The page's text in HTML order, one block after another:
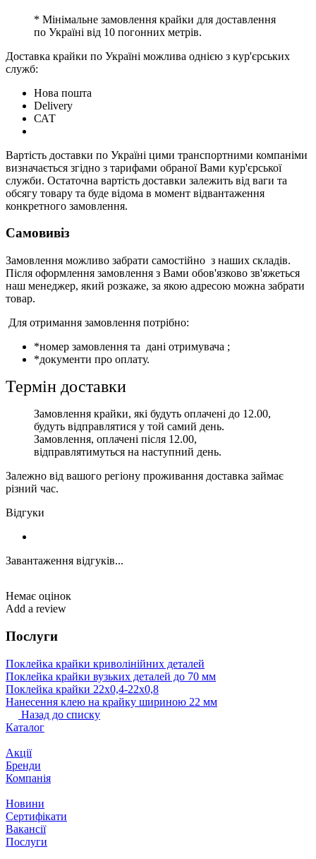
* Мінімальне замовлення крайки для доставлення
по Україні від 10 погонних метрів.
Доставка крайки по Україні можлива однією з кур'єрських
служб:
Нова пошта
Delivery
САТ
Вартість доставки по Україні цими транспортними компаніми
визначається згідно з тарифами обраної Вами кур'єрської
служби. Остаточна вартість доставки залежить від ваги та
обсягу товару та буде відома в момент відвантаження
конкретного замовлення.
Самовивіз
Замовлення можливо забрати самостійно з наших складів.
Після оформлення замовлення з Вами обов'язково зв'яжеться
наш менеджер, який розкаже, за якою адресою можна забрати
товар.
Для отримання замовлення потрібно:
*номер замовлення та дані отримувача ;
*документи про оплату.
Термін доставки
Замовлення крайки, які будуть оплачені до 12.00,
будуть відправлятися у той самий день.
Замовлення, оплачені після 12.00,
відправлятимуться на наступний день.
Залежно від вашого регіону проживання доставка займає
різний час.
Відгуки
Завантаження відгуків...
Немає оцінок
Add a review
Послуги
Поклейка крайки криволінійних деталей
Поклейка крайки вузьких деталей до 70 мм
Поклейка крайки 22х0,4-22х0,8
Нанесення клею на крайку шириною 22 мм
Назад до списку
Каталог
Акції
Бренди
Компанія
Новини
Сертифікати
Вакансії
Послуги